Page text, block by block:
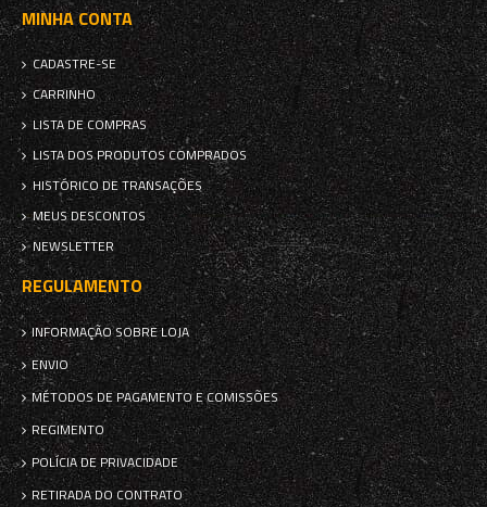
MINHA CONTA
CADASTRE-SE
CARRINHO
LISTA DE COMPRAS
LISTA DOS PRODUTOS COMPRADOS
HISTÓRICO DE TRANSAÇÕES
MEUS DESCONTOS
NEWSLETTER
REGULAMENTO
INFORMAÇÃO SOBRE LOJA
ENVIO
MÉTODOS DE PAGAMENTO E COMISSÕES
REGIMENTO
POLÍCIA DE PRIVACIDADE
RETIRADA DO CONTRATO